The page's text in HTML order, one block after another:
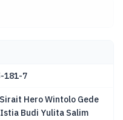
181-7
Hero Wintolo Gede
Budi Yulita Salim